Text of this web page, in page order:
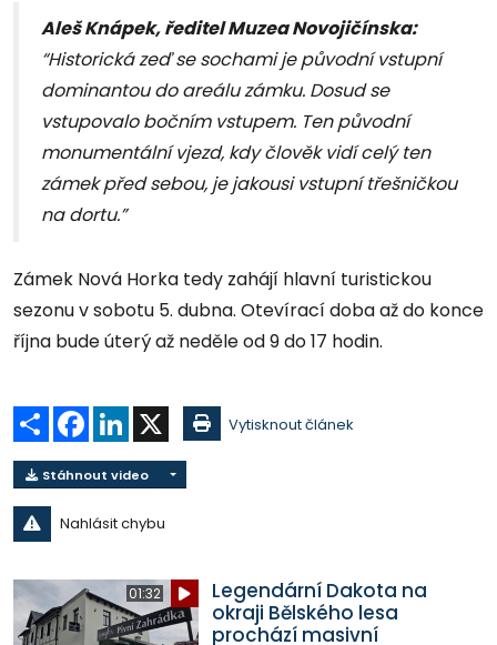
Aleš Knápek, ředitel Muzea Novojičínska:
“Historická zeď se sochami je původní vstupní
dominantou do areálu zámku. Dosud se
vstupovalo bočním vstupem. Ten původní
monumentální vjezd, kdy člověk vidí celý ten
zámek před sebou, je jakousi vstupní třešničkou
na dortu.”
Zámek Nová Horka tedy zahájí hlavní turistickou
sezonu v sobotu 5. dubna. Otevírací doba až do konce
října bude úterý až neděle od 9 do 17 hodin.
Sdílet Facebook
LinkedIn Vytisknout článek
Stáhnout video
Nahlásit chybu
01:32
Legendární Dakota na
okraji Bělského lesa
prochází masivní